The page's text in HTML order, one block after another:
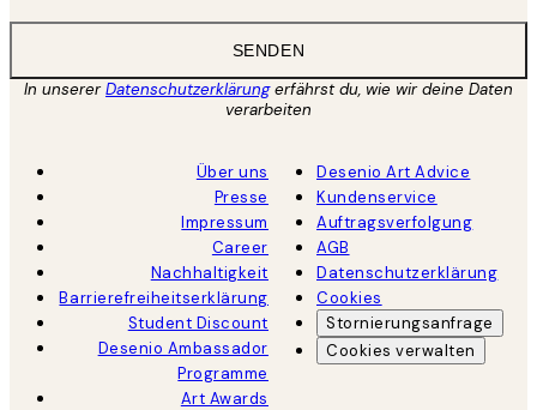
SENDEN
In unsererDatenschutzerklärungerfährst du, wie wir deine Daten
verarbeiten
Über uns
Presse
Impressum
Career
Nachhaltigkeit
Barrierefreiheitserklärung
Student Discount
Desenio Ambassador
Programme
Art Awards
Desenio Art Advice
Kundenservice
Auftragsverfolgung
AGB
Datenschutzerklärung
Cookies
Stornierungsanfrage
Cookies verwalten